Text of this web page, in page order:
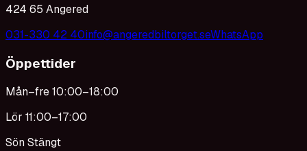
424 65 Angered
031-330 42 40info@angeredbiltorget.seWhatsApp
Öppettider
Mån–fre 10:00–18:00
Lör 11:00–17:00
Sön Stängt